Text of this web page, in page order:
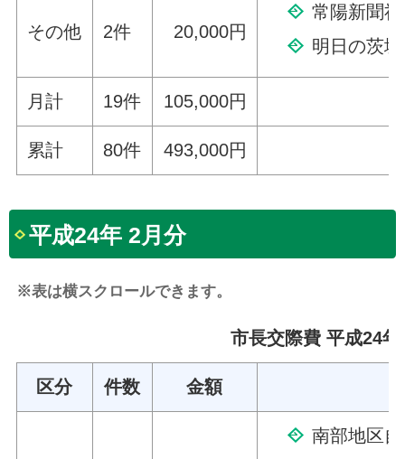
その他 2件 20,000円
常陽新聞
明日の茨
月計 19件 105,000円
累計 80件 493,000円
平成24年 2月分
※表は横スクロールできます。
市長交際費 平成24
区分 件数 金額
南部地区